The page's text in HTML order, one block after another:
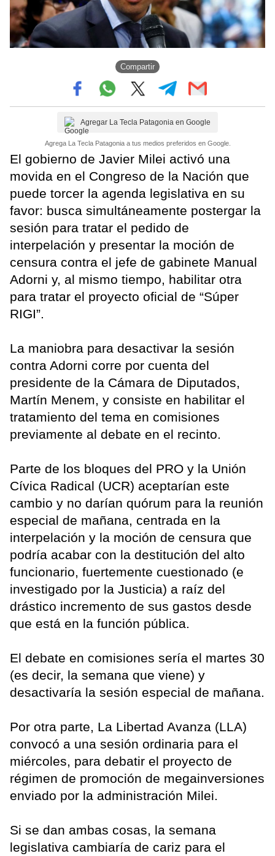
Compartir
Agregar La Tecla Patagonia en Google
Agrega La Tecla Patagonia a tus medios preferidos en Google.
El gobierno de Javier Milei activó una
movida en el Congreso de la Nación que
puede torcer la agenda legislativa en su
favor: busca simultáneamente postergar la
sesión para tratar el pedido de
interpelación y presentar la moción de
censura contra el jefe de gabinete Manual
Adorni y, al mismo tiempo, habilitar otra
para tratar el proyecto oficial de “Súper
RIGI”.
La maniobra para desactivar la sesión
contra Adorni corre por cuenta del
presidente de la Cámara de Diputados,
Martín Menem, y consiste en habilitar el
tratamiento del tema en comisiones
previamente al debate en el recinto.
Parte de los bloques del PRO y la Unión
Cívica Radical (UCR) aceptarían este
cambio y no darían quórum para la reunión
especial de mañana, centrada en la
interpelación y la moción de censura que
podría acabar con la destitución del alto
funcionario, fuertemente cuestionado (e
investigado por la Justicia) a raíz del
drástico incremento de sus gastos desde
que está en la función pública.
El debate en comisiones sería el martes 30
(es decir, la semana que viene) y
desactivaría la sesión especial de mañana.
Por otra parte, La Libertad Avanza (LLA)
convocó a una sesión ordinaria para el
miércoles, para debatir el proyecto de
régimen de promoción de megainversiones
enviado por la administración Milei.
Si se dan ambas cosas, la semana
legislativa cambiaría de cariz para el